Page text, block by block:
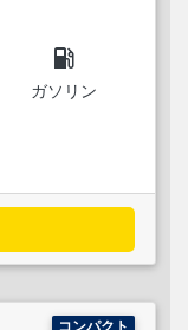
local_gas_station
ガソリン
コンパクト